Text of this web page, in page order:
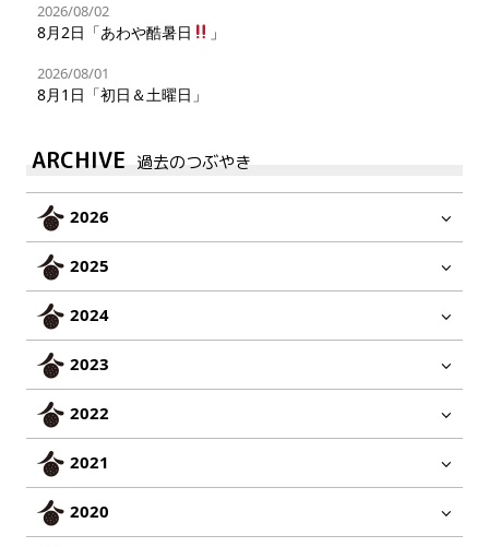
2026/08/02
8月2日「あわや酷暑日 」
2026/08/01
8月1日「初日＆土曜日」
ARCHIVE 過去のつぶやき
2026
2025
2024
2023
2022
2021
2020